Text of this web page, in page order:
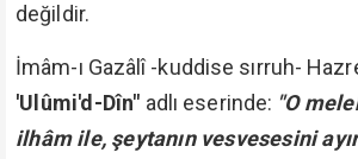
değildir.
İmâm-ı Gazâlî -kuddise sırruh-
'Ulûmi'd-Dîn" adlı eserinde: "O
ilhâm ile, şeytanın vesvesesini